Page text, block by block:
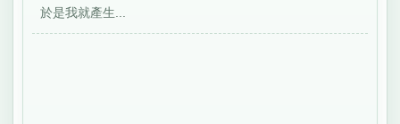
於是我就產生...